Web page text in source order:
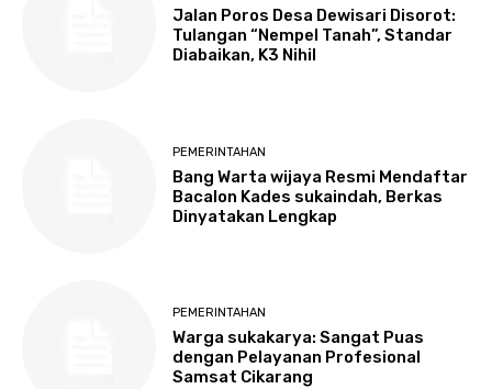
Jalan Poros Desa Dewisari Disorot:
Tulangan “Nempel Tanah”, Standar
Diabaikan, K3 Nihil
PEMERINTAHAN
Bang Warta wijaya Resmi Mendaftar
Bacalon Kades sukaindah, Berkas
Dinyatakan Lengkap
PEMERINTAHAN
Warga sukakarya: Sangat Puas
dengan Pelayanan Profesional
Samsat Cikarang